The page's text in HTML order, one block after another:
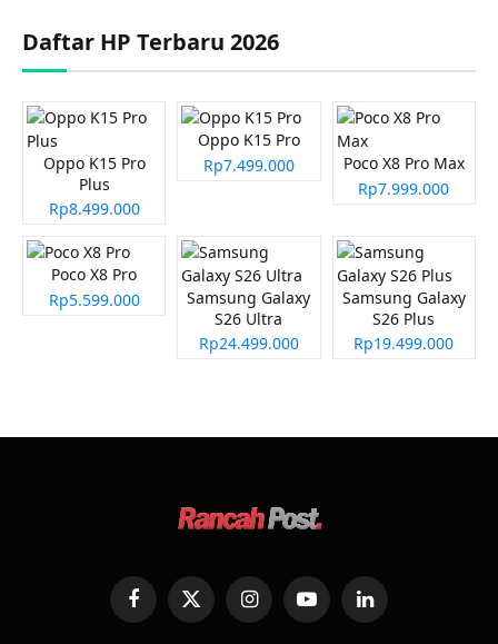
Daftar HP Terbaru 2026
Oppo K15 Pro
Plus
Rp8.499.000
Oppo K15 Pro
Rp7.499.000
Poco X8 Pro Max
Rp7.999.000
Poco X8 Pro
Rp5.599.000
Samsung Galaxy
S26 Ultra
Rp24.499.000
Samsung Galaxy
S26 Plus
Rp19.499.000
FacebookX
(Twitter)
InstagramYouTubeLinkedIn